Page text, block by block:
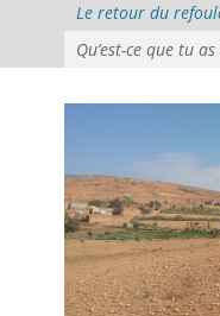
Le retour du
Qu’est-ce que tu